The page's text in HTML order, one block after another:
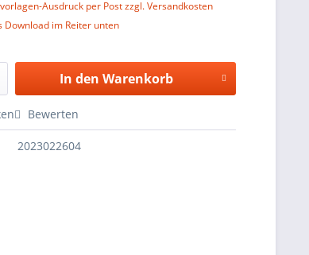
Ausdruck per Post zzgl. Versandkosten
Download im Reiter unten
In den Warenkorb
Bewerten
2023022604